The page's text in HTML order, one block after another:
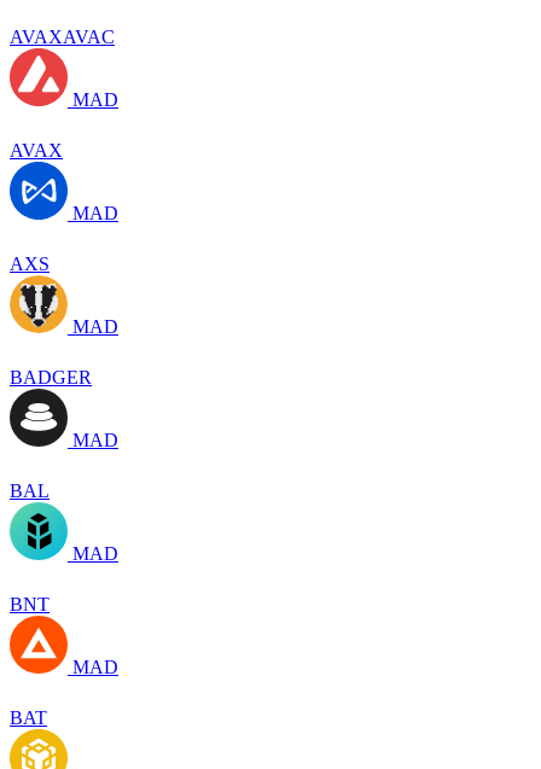
AVAXAVAC
MAD
AVAX
MAD
AXS
MAD
BADGER
MAD
BAL
MAD
BNT
MAD
BAT